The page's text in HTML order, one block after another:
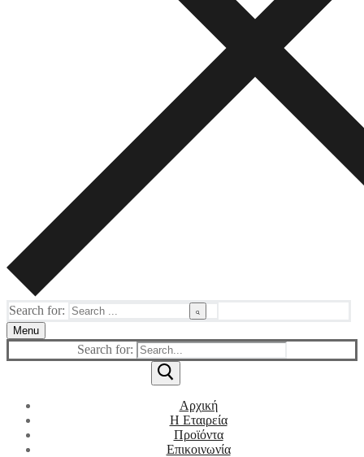
Search for:
Menu
Search for:
Αρχική
Η Εταιρεία
Προϊόντα
Επικοινωνία